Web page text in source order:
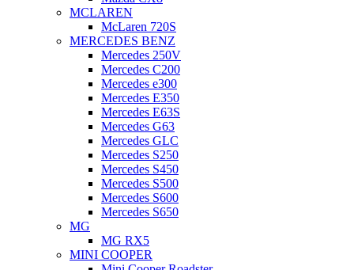
MCLAREN
McLaren 720S
MERCEDES BENZ
Mercedes 250V
Mercedes C200
Mercedes e300
Mercedes E350
Mercedes E63S
Mercedes G63
Mercedes GLC
Mercedes S250
Mercedes S450
Mercedes S500
Mercedes S600
Mercedes S650
MG
MG RX5
MINI COOPER